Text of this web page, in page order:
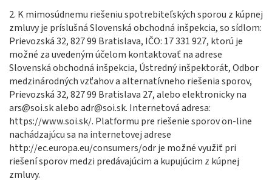
2. K mimosúdnemu riešeniu spotrebiteľských sporou z kúpnej
zmluvy je príslušná Slovenská obchodná inšpekcia, so sídlom:
Prievozská 32, 827 99 Bratislava, IČO: 17 331 927, ktorú je
možné za uvedeným účelom kontaktovať na adrese
Slovenská obchodná inšpekcia, Ústredný inšpektorát, Odbor
medzinárodných vzťahov a alternatívneho riešenia sporov,
Prievozská 32, 827 99 Bratislava 27, alebo elektronicky na
ars@soi.skalebo adr@soi.sk. Internetová adresa:
https://www.soi.sk/. Platformu pre riešenie sporov on-line
nachádzajúcu sa na internetovej adrese
http://ec.europa.eu/consumers/odr je možné využiť pri
riešení sporov medzi predávajúcim a kupujúcim z kúpnej
zmluvy.